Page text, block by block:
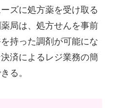
ズに処方薬を受け取る
局は、処方せんを事前
持った調剤が可能にな
済によるレジ業務の簡
る。